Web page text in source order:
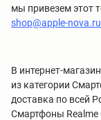
мы привезем этот
shop@apple-nova.ru
В интернет-
из категории
доставка по всей
Смартфоны Realme